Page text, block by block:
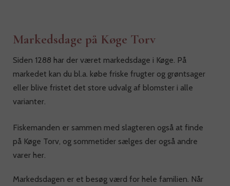
Markedsdage på Køge Torv
Siden 1288 har der været markedsdage i Køge. På
markedet kan du bl.a. købe friske frugter og grøntsager
eller blive fristet det store udvalg af blomster i alle
varianter.
Fiskemanden er sammen med slagteren også at finde
på Køge Torv, og sommetider sælges der også andre
varer her.
Markedsdagen er et besøg værd for hele familien. Når